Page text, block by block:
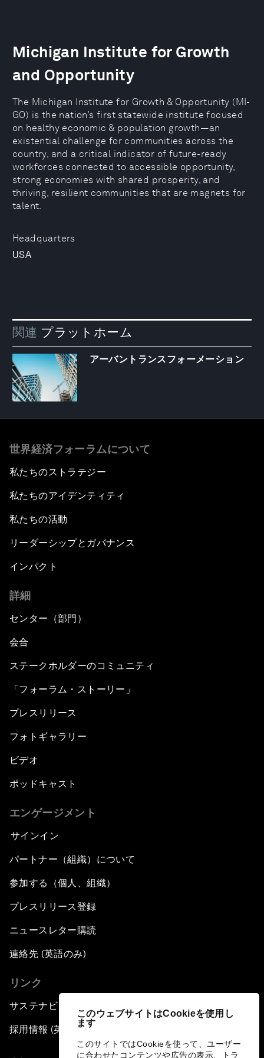
このウェブサイトはCookieを使用し
ます
このサイトではCookieを使って、ユーザー
に合わせたコンテンツや広告の表示、トラ
Headquarters
USA
Michigan Institute for Growth
and Opportunity
The Michigan Institute for Growth & Opportunity (MI-
GO) is the nation’s first statewide institute focused
on healthy economic & population growth—an
existential challenge for communities across the
country, and a critical indicator of future-ready
workforces connected to accessible opportunity,
strong economies with shared prosperity, and
thriving, resilient communities that are magnets for
talent.
関連 プラットホーム
アーバントランスフォーメーション
世界経済フォーラムについて
私たちのストラテジー
私たちのアイデンティティ
私たちの活動
リーダーシップとガバナンス
インパクト
詳細
センター（部門）
会合
ステークホルダーのコミュニティ
「フォーラム・ストーリー」
プレスリリース
フォトギャラリー
ビデオ
ポッドキャスト
エンゲージメント
サインイン
パートナー（組織）について
参加する（個人、組織）
プレスリリース登録
ニュースレター購読
連絡先 (英語のみ)
リンク
サステナビリティへの取り組み
採用情報 (英語のみ)